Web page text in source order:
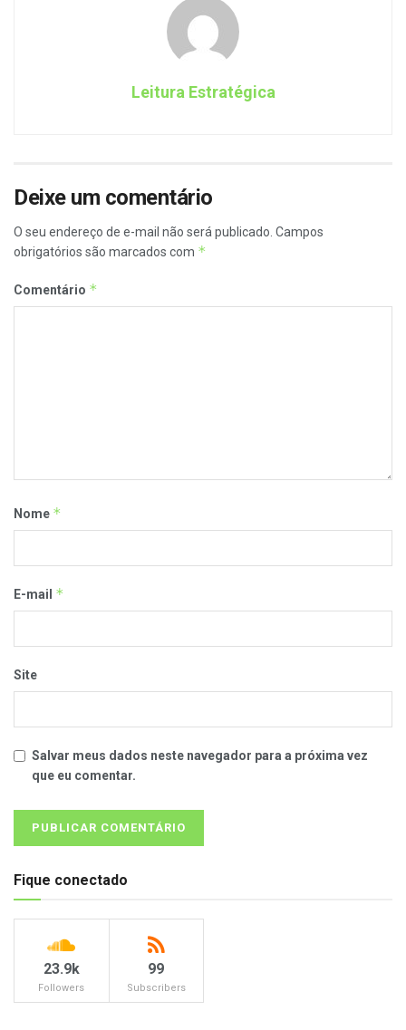
Leitura Estratégica
Deixe um comentário
O seu endereço de e-mail não será publicado. Campos
obrigatórios são marcados com *
Comentário *
Nome *
E-mail *
Site
Salvar meus dados neste navegador para a próxima vez
que eu comentar.
Fique conectado
23.9k
Followers
99
Subscribers